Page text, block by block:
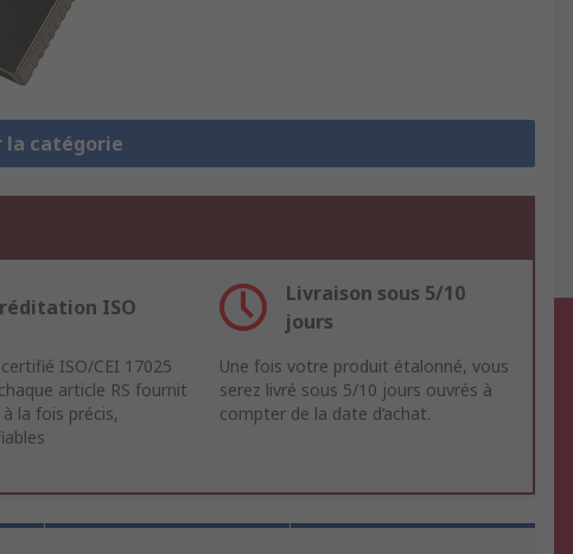
la catégorie
ISO
Livraison sous 5/10
jours
ISO/CEI 17025
article RS fournit
la fois précis,
Une fois votre produit étalonné, vous
serez livré sous 5/10 jours ouvrés à
compter de la date d’achat.